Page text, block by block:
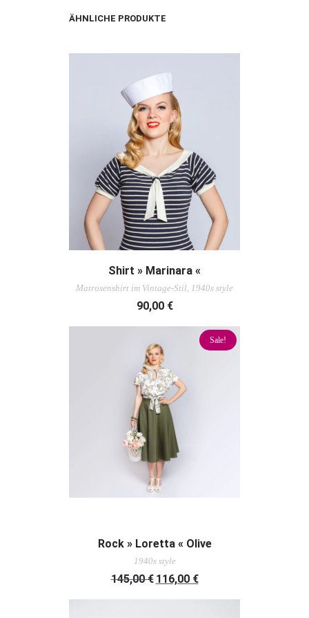
ÄHNLICHE PRODUKTE
AUSFÜHRUNG WÄHLEN
Shirt » Marinara «
Matrosenshirt im Vintage-Stil, 1940s style
90,00 €
Sale!
AUSFÜHRUNG WÄHLEN
Rock » Loretta « Olive
1940s style
145,00€ 116,00 €